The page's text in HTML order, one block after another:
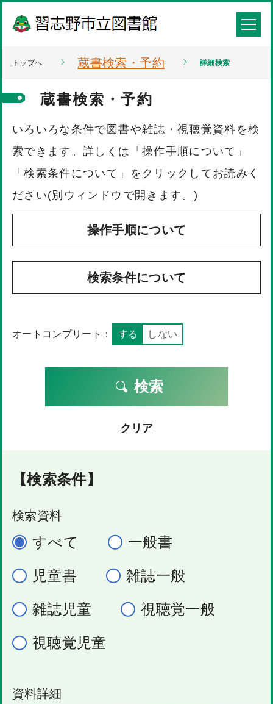
トップへ 蔵書検索・予約 詳細検索
蔵書検索・予約
いろいろな条件で図書や雑誌・視聴覚資料を検
索できます。詳しくは「操作手順について」
「検索条件について」をクリックしてお読みく
ださい(別ウィンドウで開きます。)
操作手順について
検索条件について
オートコンプリート： する しない
検索
クリア
【検索条件】
検索資料
すべて 一般書
児童書 雑誌一般
雑誌児童 視聴覚一般
視聴覚児童
資料詳細